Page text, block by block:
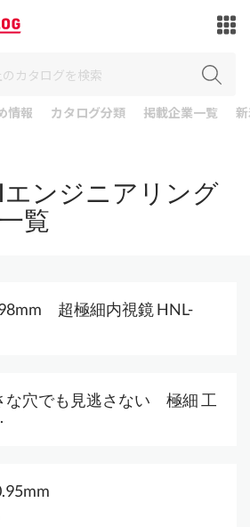
情報 カタログ分類 掲載企業一覧
エンジニアリング
覧
超極細内視鏡 HNL-
な穴でも見逃さない 極細 工